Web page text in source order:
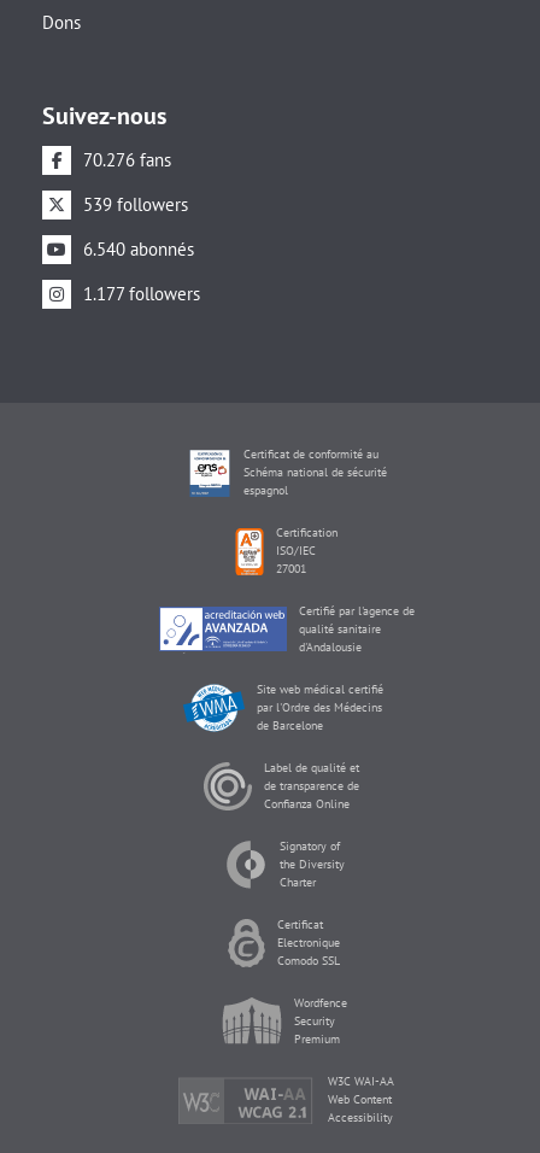
Dons
Suivez-nous
70.276 fans
539 followers
6.540 abonnés
1.177 followers
Certificat de conformité au
Schéma national de sécurité
espagnol
Certification
ISO/IEC
27001
Certifié par l'agence de
qualité sanitaire
d'Andalousie
Site web médical certifié
par l'Ordre des Médecins
de Barcelone
Label de qualité et
de transparence de
Confianza Online
Signatory of
the Diversity
Charter
Certificat
Electronique
Comodo SSL
Wordfence
Security
Premium
W3C WAI-AA
Web Content
Accessibility